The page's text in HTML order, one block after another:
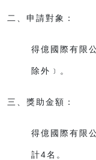
二、申請對象：
得億國際有限
除外﹞。
三、獎助金額：
得億國際有限
計4名。